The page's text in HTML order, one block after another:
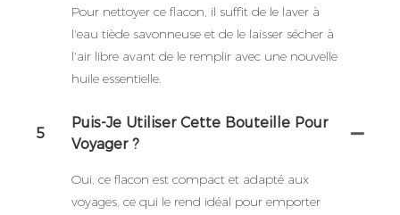
Pour nettoyer ce flacon, il suffit de le laver à
l'eau tiède savonneuse et de le laisser sécher à
l'air libre avant de le remplir avec une nouvelle
huile essentielle.
5
Puis-Je Utiliser Cette Bouteille Pour
Voyager ?
Oui, ce flacon est compact et adapté aux
voyages, ce qui le rend idéal pour emporter